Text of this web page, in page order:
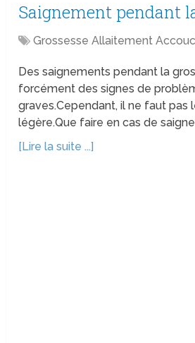
Saignement pendant
Grossesse Allaitement
Des saignements pendant la
forcément des signes de
graves.Cependant, il ne faut pas
légère.Que faire en cas de
[Lire la suite ...]